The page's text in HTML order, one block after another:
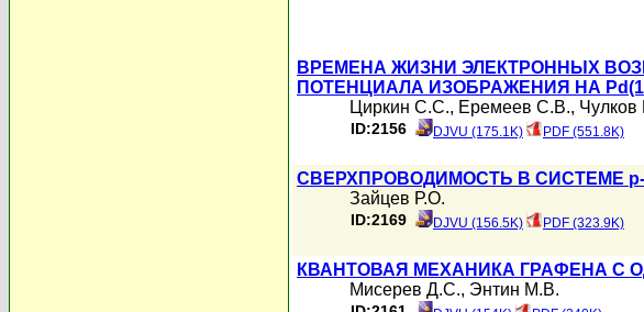
ВРЕМЕНА ЖИЗНИ ЭЛЕКТРОННЫХ
ПОТЕНЦИАЛА ИЗОБРАЖЕНИЯ НА
Циркин С.С., Еремеев С.В., Чулков
ID:2156 DJVU (175.1K) PDF (551.8K)
СВЕРХПРОВОДИМОСТЬ В СИСТЕМЕ
Зайцев Р.О.
ID:2169 DJVU (156.5K) PDF (323.9K)
КВАНТОВАЯ МЕХАНИКА ГРАФЕНА C
Мисерев Д.С., Энтин М.В.